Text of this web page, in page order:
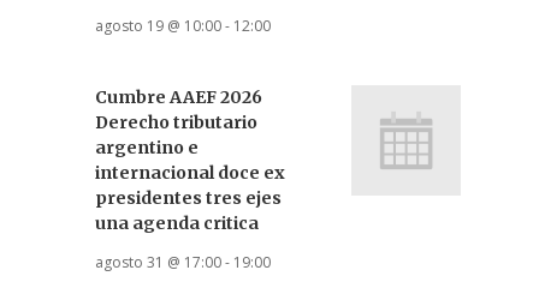
agosto 19 @ 10:00- 12:00
Cumbre AAEF 2026
Derecho tributario
argentino e
internacional doce ex
presidentes tres ejes
una agenda critica
agosto 31 @ 17:00- 19:00